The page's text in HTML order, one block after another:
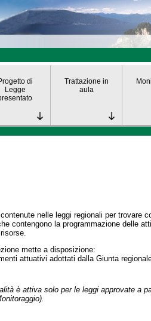
di
Legge
Trattazione in
aula
nelle leggi regionali per trovare
contengono la programmazione delle
mette a disposizione:
attuativi adottati dalla Giunta
è attiva solo per le leggi approvate a